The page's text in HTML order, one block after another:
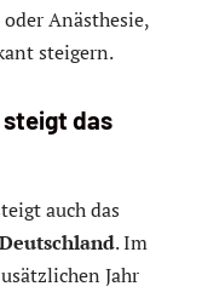
Anästhesie,
steigern.
das
auch das
. Im
Jahr